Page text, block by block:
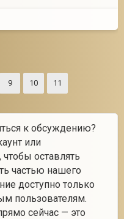
9 10 11
к обсуждению?
или
, чтобы оставлять
частью нашего
доступно только
пользователям.
сейчас — это